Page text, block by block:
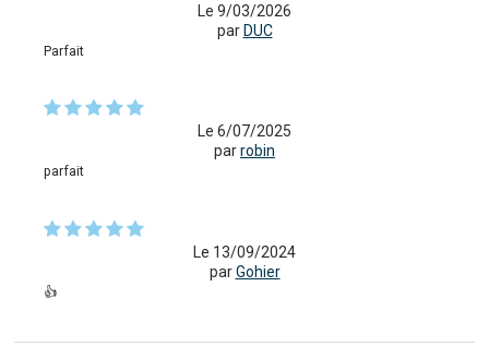
Le 9/03/2026
par DUC
Parfait
Le 6/07/2025
parrobin
parfait
Le 13/09/2024
parGohier
👍